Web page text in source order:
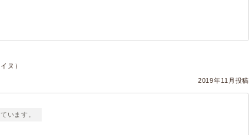
ヌ）
2019年11月投稿
います。